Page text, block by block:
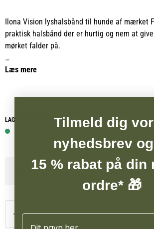
Ilona Vision lyshalsbånd til hunde af mærket
praktisk halsbånd der er hurtig og nem at
mørket falder på.
Synlig op til 500 meter med 3 lysfunktioner:
Indkludere et genopladeligt LIR1015 batteri
Vandafvisende (IP44 beskyttelse mod spidse
Læs mere
LAGERSTATUS WEBSHOP
2 på lager
Se
Tilmeld dig
nyhedsbrev
15 % rabat på
ordre* 🎁
Navn